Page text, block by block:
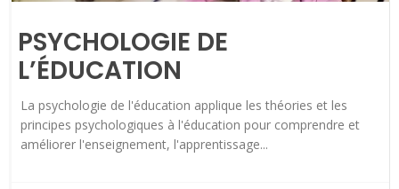
PSYCHOLOGIE DE
L’ÉDUCATION
La psychologie de l'éducation applique les théories et les
principes psychologiques à l'éducation pour comprendre et
améliorer l'enseignement, l'apprentissage...